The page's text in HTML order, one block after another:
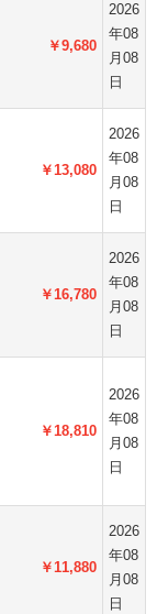
￥9,680
2026
年08
月08
日
￥13,080
2026
年08
月08
日
￥16,780
2026
年08
月08
日
￥18,810
2026
年08
月08
日
￥11,880
2026
年08
月08
日